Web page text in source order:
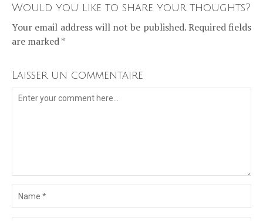
Would you like to share your thoughts?
Your email address will not be published. Required fields
are marked *
Laisser un commentaire